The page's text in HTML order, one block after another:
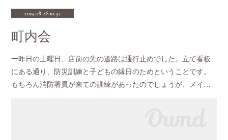
2019.08.26 10:32
町内会
一昨日の土曜日、店前の先の道路は通行止めでした。立て看板
にある通り、防災訓練と子どもの縁日のためということです。
もちろん消防署員が来ての訓練があったのでしょうが、メイ…